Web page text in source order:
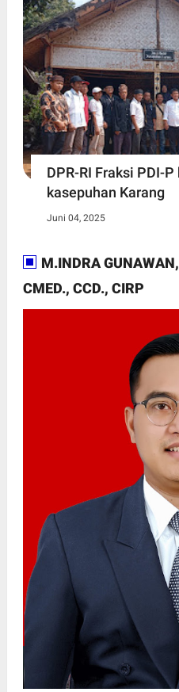
DPR-RI Fraksi PDI-
kasepuhan Karang
Juni 04, 2025
M.INDRA
CMED., CCD., CIRP